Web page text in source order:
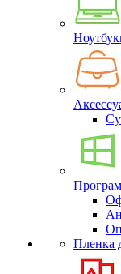
Пленка